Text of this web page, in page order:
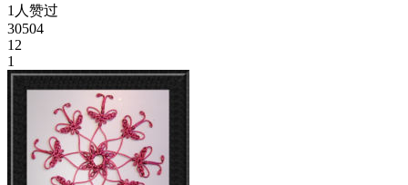
1人赞过
30504
12
1